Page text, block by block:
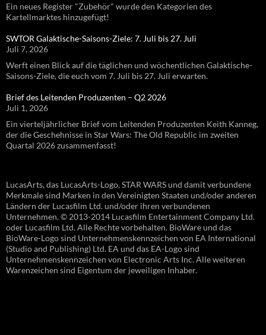
Ein neues Register "Zubehör" wurde den Kategorien des
Kartellmarktes hinzugefügt!
SWTOR Galaktische-Saisons-Ziele: 7. Juli bis 27. Juli
Juli 7, 2026
Werft einen Blick auf die täglichen und wöchentlichen Galaktische-
Saisons-Ziele, die euch vom 7. Juli bis 27. Juli erwarten.
Brief des Leitenden Produzenten – Q2 2026
Juli 1, 2026
Ein vierteljährlicher Brief vom Leitenden Produzenten Keith Kanneg,
der die Geschehnisse in Star Wars: The Old Republic im zweiten
Quartal 2026 zusammenfasst!
LucasArts, das LucasArts-Logo, STAR WARS und damit verbundene
Merkmale sind Marken in den Vereinigten Staaten und/oder anderen
Ländern der Lucasfilm Ltd. und/oder ihren verbundenen
Unternehmen. © 2013-2014 Lucasfilm Entertainment Company Ltd.
oder Lucasfilm Ltd. Alle Rechte vorbehalten. BioWare und das
BioWare-Logo sind Unternehmenskennzeichen von EA International
(Studio and Publishing) Ltd. EA und das EA-Logo sind
Unternehmenskennzeichen von Electronic Arts Inc. Alle weiteren
Warenzeichen sind Eigentum der jeweiligen Inhaber.